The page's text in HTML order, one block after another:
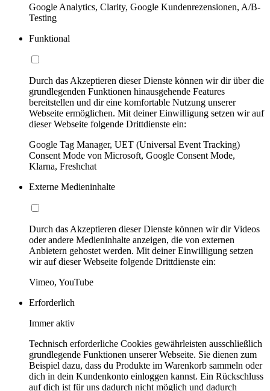
Google Analytics, Clarity, Google Kundenrezensionen, A/B-
Testing
Funktional
Durch das Akzeptieren dieser Dienste können wir dir über die
grundlegenden Funktionen hinausgehende Features
bereitstellen und dir eine komfortable Nutzung unserer
Webseite ermöglichen. Mit deiner Einwilligung setzen wir auf
dieser Webseite folgende Drittdienste ein:
Google Tag Manager, UET (Universal Event Tracking)
Consent Mode von Microsoft, Google Consent Mode,
Klarna, Freshchat
Externe Medieninhalte
Durch das Akzeptieren dieser Dienste können wir dir Videos
oder andere Medieninhalte anzeigen, die von externen
Anbietern gehostet werden. Mit deiner Einwilligung setzen
wir auf dieser Webseite folgende Drittdienste ein:
Vimeo, YouTube
Erforderlich
Immer aktiv
Technisch erforderliche Cookies gewährleisten ausschließlich
grundlegende Funktionen unserer Webseite. Sie dienen zum
Beispiel dazu, dass du Produkte im Warenkorb sammeln oder
dich in dein Kundenkonto einloggen kannst. Ein Rückschluss
auf dich ist für uns dadurch nicht möglich und dadurch